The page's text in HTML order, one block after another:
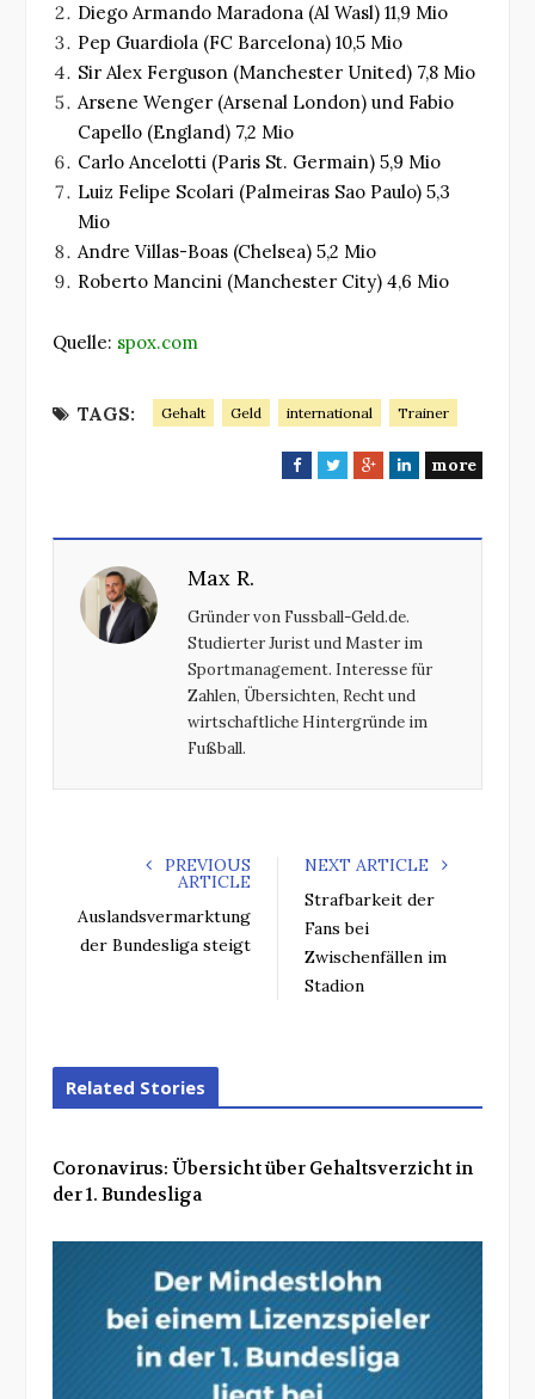
Diego Armando Maradona (Al Wasl) 11,9 Mio
Pep Guardiola (FC Barcelona) 10,5 Mio
Sir Alex Ferguson (Manchester United) 7,8 Mio
Arsene Wenger (Arsenal London) und Fabio
Capello (England) 7,2 Mio
Carlo Ancelotti (Paris St. Germain) 5,9 Mio
Luiz Felipe Scolari (Palmeiras Sao Paulo) 5,3
Mio
Andre Villas-Boas (Chelsea) 5,2 Mio
Roberto Mancini (Manchester City) 4,6 Mio
Quelle: spox.com
TAGS: Gehalt Geld international Trainer
F
T
G
L
more
Max R.
Gründer von Fussball-Geld.de.
Studierter Jurist und Master im
Sportmanagement. Interesse für
Zahlen, Übersichten, Recht und
wirtschaftliche Hintergründe im
Fußball.
PREVIOUS
ARTICLE
Auslandsvermarktung
der Bundesliga steigt
NEXT ARTICLE
Strafbarkeit der
Fans bei
Zwischenfällen im
Stadion
Related Stories
Coronavirus: Übersicht über Gehaltsverzicht in
der 1. Bundesliga